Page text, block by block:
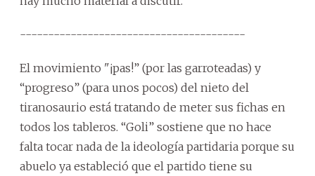
----------------------------------------
El movimiento "¡pas!” (por las garroteadas) y
“progreso” (para unos pocos) del nieto del
tiranosaurio está tratando de meter sus fichas en
todos los tableros. “Goli” sostiene que no hace
falta tocar nada de la ideología partidaria porque su
abuelo ya estableció que el partido tiene su